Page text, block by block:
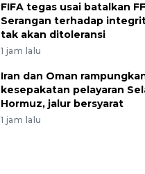
FIFA tegas usai batalkan
Serangan terhadap
tak akan ditoleransi
1 jam lalu
Iran dan Oman
kesepakatan pelayaran
Hormuz, jalur bersyarat
1 jam lalu